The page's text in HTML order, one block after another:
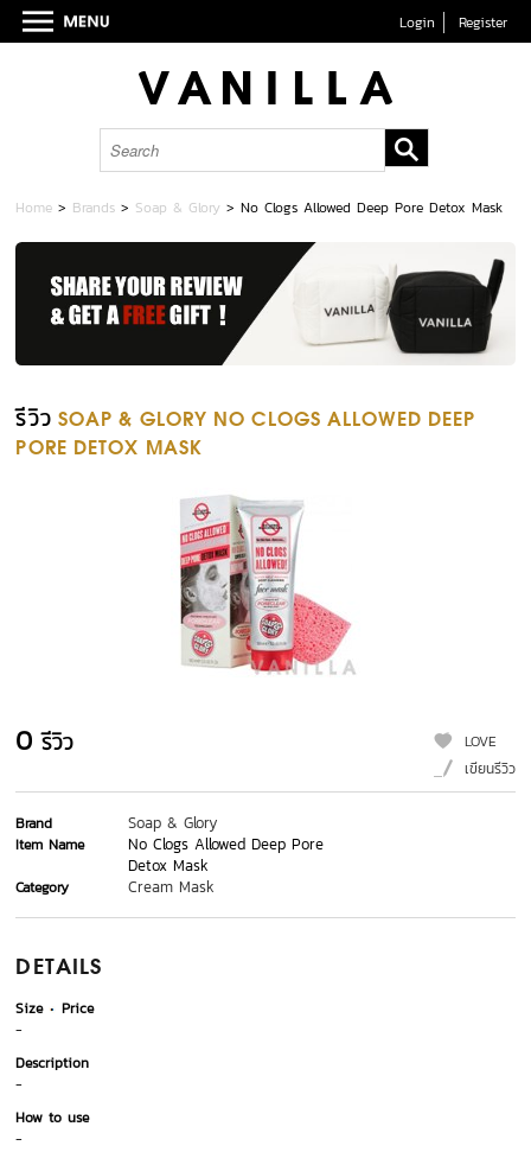
Login Register
Home > Brands > Soap & Glory >No Clogs Allowed Deep Pore Detox Mask
รีวิว SOAP & GLORY NO CLOGS ALLOWED DEEP
PORE DETOX MASK
0 รีวิว
LOVE
เขียนรีวิว
Brand Soap & Glory
Item Name
No Clogs Allowed Deep Pore
Detox Mask
Category Cream Mask
DETAILS
Size
Price
-
Description
-
How to use
-